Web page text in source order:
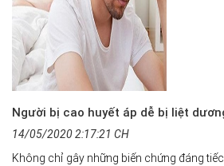
Người bị cao huyết áp dễ bị liệt
14/05/2020 2:17:21 CH
Không chỉ gây những biến chứng đáng